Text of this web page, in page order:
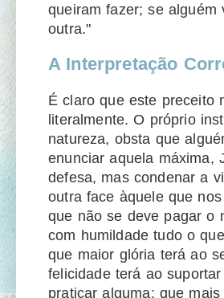
queiram fazer; se alguém
outra."
A Interpretação
É claro que este preceito
literalmente. O próprio
natureza, obsta que
enunciar aquela máxima,
defesa, mas condenar a
outra face àquele que
que não se deve pagar o
com humildade tudo o
que maior glória terá ao
felicidade terá ao
praticar alguma; que